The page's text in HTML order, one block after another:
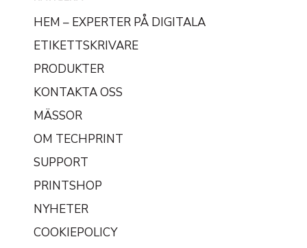
HEM – EXPERTER PÅ DIGITALA
ETIKETTSKRIVARE
PRODUKTER
KONTAKTA OSS
MÄSSOR
OM TECHPRINT
SUPPORT
PRINTSHOP
NYHETER
COOKIEPOLICY